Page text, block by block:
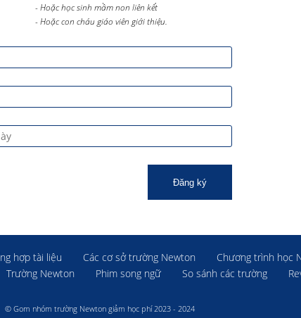
- Hoặc học sinh mầm non liên kết
- Hoặc con cháu giáo viên giới thiệu.
Đăng ký
hợp tài liệu Các cơ sở trường Newton Chương trình học
Trường Newton Phim song ngữ So sánh các trường
© Gom nhóm trường Newton giảm học phí 2023 - 2024